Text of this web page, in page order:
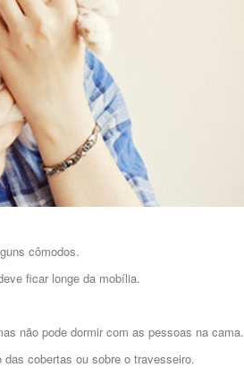
cômodos.
ficar longe da mobília.
não pode dormir com as pessoas na cama.
cobertas ou sobre o travesseiro.